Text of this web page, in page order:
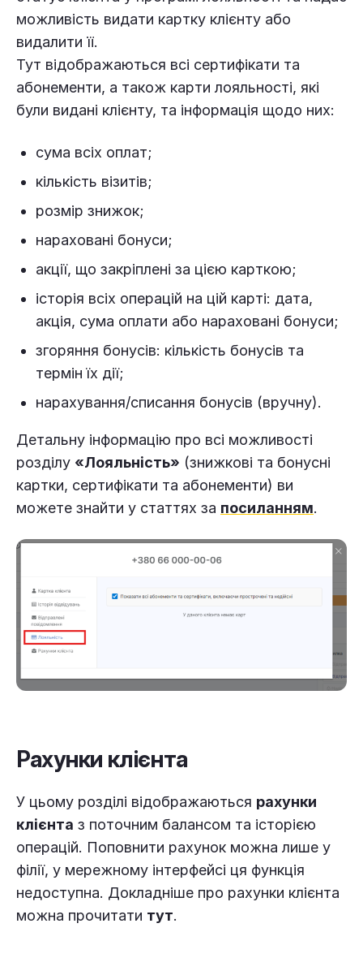
можливість видати картку клієнту або
видалити її.
Тут відображаються всі сертифікати та
абонементи, а також карти лояльності, які
були видані клієнту, та інформація щодо них:
сума всіх оплат;
кількість візитів;
розмір знижок;
нараховані бонуси;
акції, що закріплені за цією карткою;
історія всіх операцій на цій карті: дата,
акція, сума оплати або нараховані бонуси;
згоряння бонусів: кількість бонусів та
термін їх дії;
нарахування/списання бонусів (вручну).
Детальну інформацію про всі можливості
розділу «Лояльність» (знижкові та бонусні
картки, сертифікати та абонементи) ви
можете знайти у статтях за посиланням.
Рахунки клієнта
У цьому розділі відображаються рахунки
клієнта з поточним балансом та історією
операцій. Поповнити рахунок можна лише у
філії, у мережному інтерфейсі ця функція
недоступна. Докладніше про рахунки клієнта
можна прочитати тут.